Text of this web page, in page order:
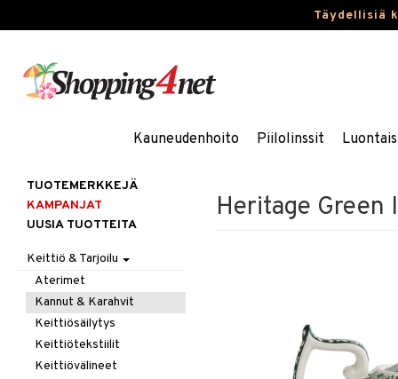
Täydellisiä
Kauneudenhoito Piilolinssit
Heritage Green
TUOTEMERKKEJÄ
KAMPANJAT
UUSIA TUOTTEITA
Keittiö & Tarjoilu
Aterimet
Kannut & Karahvit
Keittiösäilytys
Keittiötekstiilit
Keittiövälineet